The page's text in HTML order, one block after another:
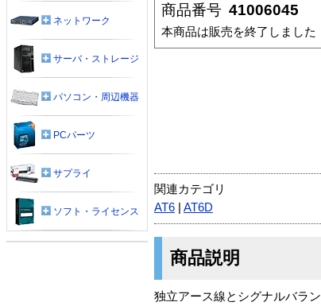
商品番号 41006045
本商品は販売を終了しました
関連カテゴリ
AT6
AT6D
商品説明
独立アース線とシグナルバラ
ネットワーク
サーバ・ストレージ
パソコン・周辺機器
PCパーツ
サプライ
ソフト・ライセンス